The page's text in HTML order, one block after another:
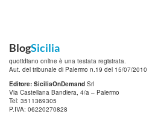
BlogSicilia
quotidiano online è una testata registrata.
Aut. del tribunale di Palermo n.19 del 15/07/2010
Editore: SiciliaOnDemand Srl
Via Castellana Bandiera, 4/a – Palermo
Tel: 3511369305
P.IVA: 06220270828